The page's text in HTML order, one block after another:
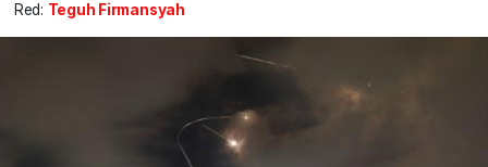
Red: Teguh Firmansyah